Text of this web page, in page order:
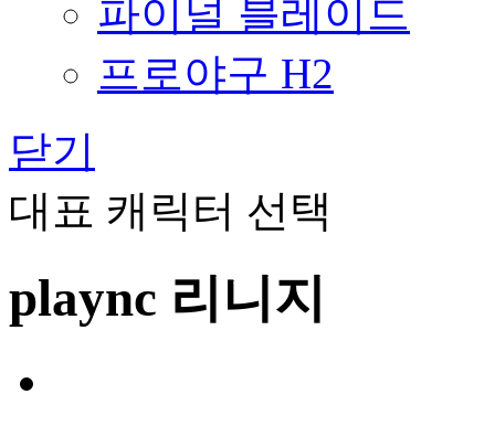
파이널 블레이드
프로야구 H2
닫기
대표 캐릭터 선택
plaync 리니지